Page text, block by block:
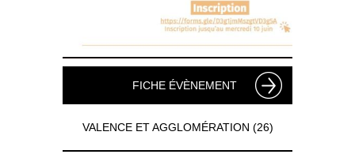
FICHE ÉVÈNEMENT
VALENCE ET AGGLOMÉRATION (26)